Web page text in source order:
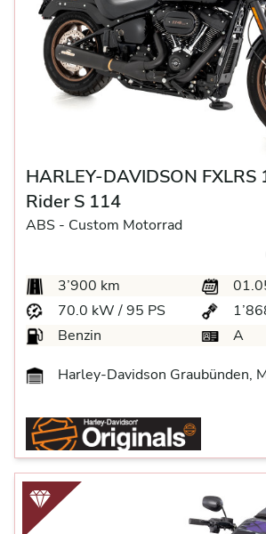
HARLEY-DAVIDSON
Rider S 114
ABS - Custom Motorrad
3’900 km
70.0 kW / 95 PS
Benzin
A
Harley-Davidson Graubünden,